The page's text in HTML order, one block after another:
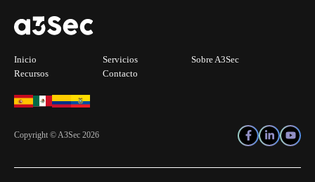
Inicio Servicios
Sobre A3Sec
Recursos
Contacto
Copyright © A3Sec 2026